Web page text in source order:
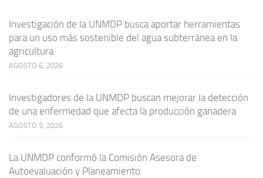
Investigación de la UNMDP busca aportar herramientas
para un uso más sostenible del agua subterránea en la
agricultura
AGOSTO 6, 2026
Investigadores de la UNMDP buscan mejorar la detección
de una enfermedad que afecta la producción ganadera
AGOSTO 5, 2026
La UNMDP conformó la Comisión Asesora de
Autoevaluación y Planeamiento